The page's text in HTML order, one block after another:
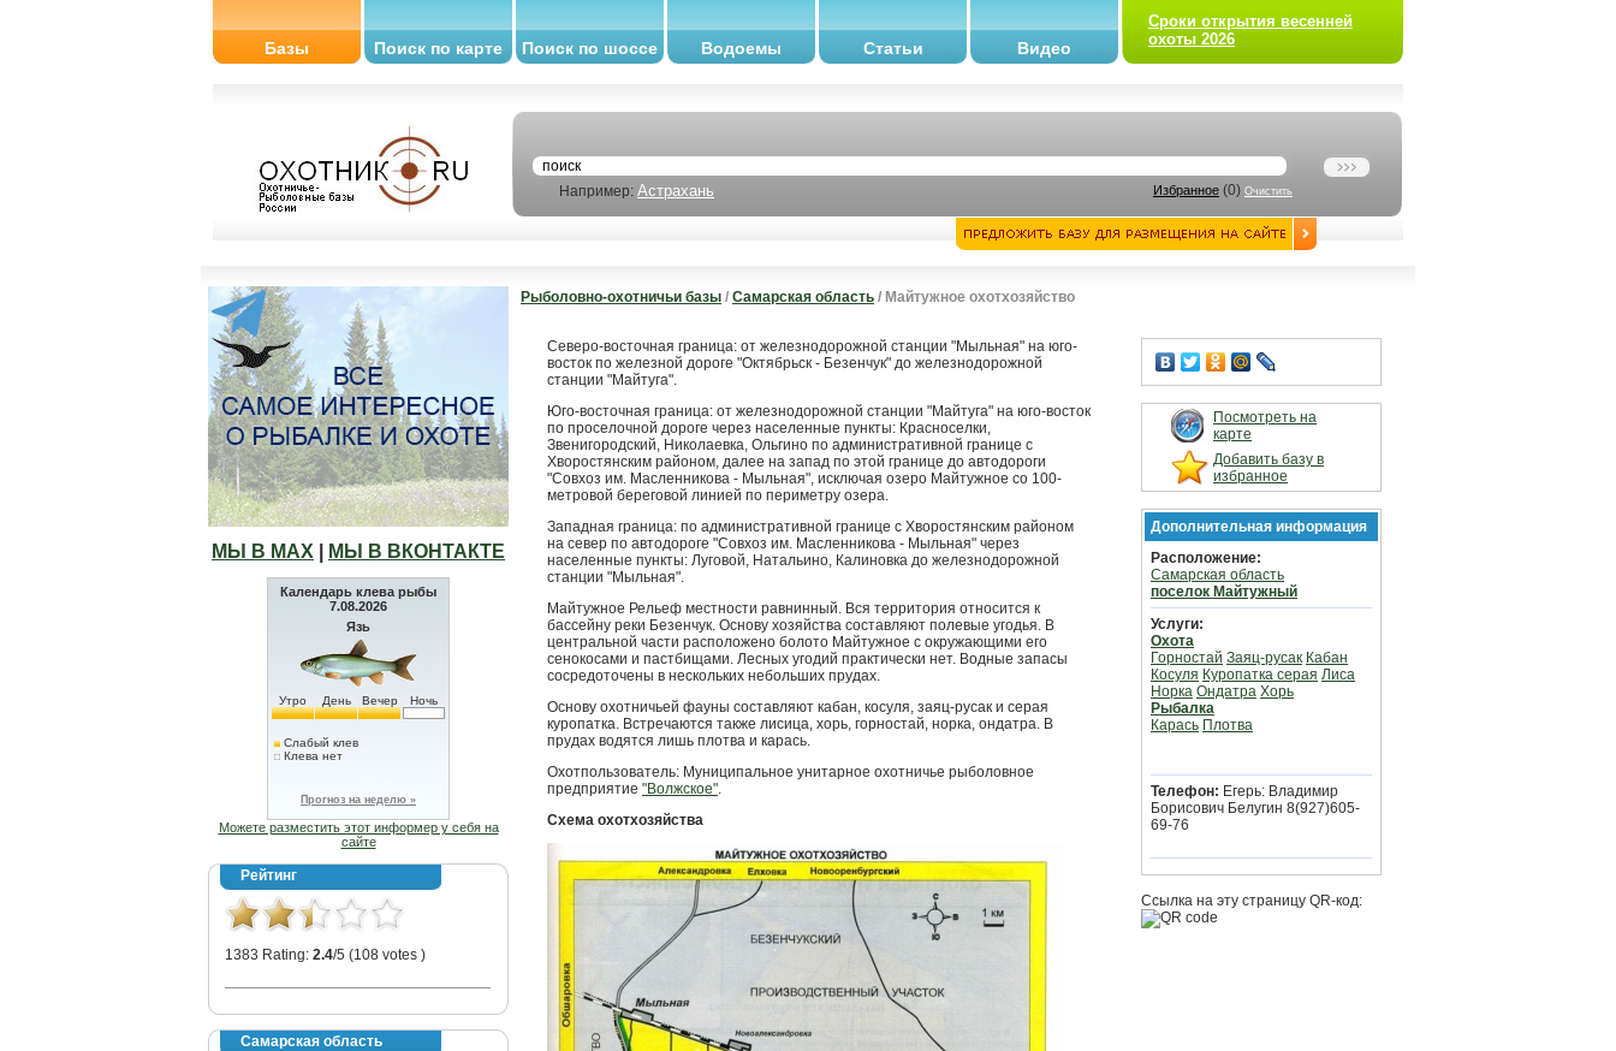
Базы Поиск по карте Поиск по шоссе Водоемы Статьи Видео
Сроки открытия весенней
охоты 2026
Например: Астрахань Избранное (0) Очистить
МЫ В МАХ МЫ В ВКОНТАКТЕ
Календарь клева рыбы
7.08.2026
Язь
Утро День Вечер Ночь
Слабый клев
Клева нет
Прогноз на неделю »
Можете разместить этот информер у себя на
сайте
Рейтинг
1383 Rating: 2.4/5 (108 votes )
Самарская область
Рыболовно-охотничьи базы / Самарская область / Майтужное охотхозяйство
Северо-восточная граница: от железнодорожной станции "Мыльная" на юго-
восток по железной дороге "Октябрьск - Безенчук" до железнодорожной
станции "Майтуга".
Юго-восточная граница: от железнодорожной станции "Майтуга" на юго-восток
по проселочной дороге через населенные пункты: Красноселки,
Звенигородский, Николаевка, Ольгино по административной границе с
Хворостянским районом, далее на запад по этой границе до автодороги
"Совхоз им. Масленникова - Мыльная", исключая озеро Майтужное со 100-
метровой береговой линией по периметру озера.
Западная граница: по административной границе с Хворостянским районом
на север по автодороге "Совхоз им. Масленникова - Мыльная" через
населенные пункты: Луговой, Натальино, Калиновка до железнодорожной
станции "Мыльная".
Майтужное Рельеф местности равнинный. Вся территория относится к
бассейну реки Безенчук. Основу хозяйства составляют полевые угодья. В
центральной части расположено болото Майтужное с окружающими его
сенокосами и пастбищами. Лесных угодий практически нет. Водные запасы
сосредоточены в нескольких небольших прудах.
Основу охотничьей фауны составляют кабан, косуля, заяц-русак и серая
куропатка. Встречаются также лисица, хорь, горностай, норка, ондатра. В
прудах водятся лишь плотва и карась.
Охотпользователь: Муниципальное унитарное охотничье рыболовное
предприятие "Волжское".
Схема охотхозяйства
Посмотреть на
карте
Добавить базу в
избранное
Дополнительная информация
Расположение:
Самарская область
поселок Майтужный
Услуги:
Охота
Горностай Заяц-русак Кабан
Косуля Куропатка серая Лиса
Норка Ондатра Хорь
Рыбалка
Карась Плотва
Телефон: Егерь: Владимир
Борисович Белугин 8(927)605-
69-76
Ссылка на эту страницу QR-код: